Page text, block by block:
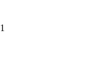
1